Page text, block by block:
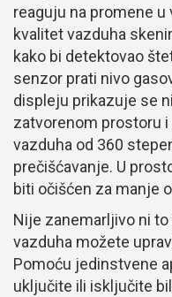
reaguju na promene
kvalitet vazduha
kako bi detektovao
senzor prati nivo
displeju prikazuje se
zatvorenom prostoru
vazduha od 360
prečišćavanje. U
biti očišćen za manje
Nije zanemarljivo ni
vazduha možete
Pomoću jedinstvene
uključite ili isključite